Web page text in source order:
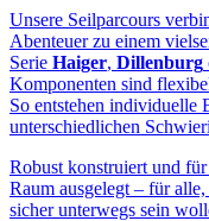
Unsere Seilparcours
Abenteuer zu einem
Serie Haiger, Dillenburg
Komponenten sind
So entstehen individuelle
unterschiedlichen
Robust konstruiert und
Raum ausgelegt – für
sicher unterwegs sein